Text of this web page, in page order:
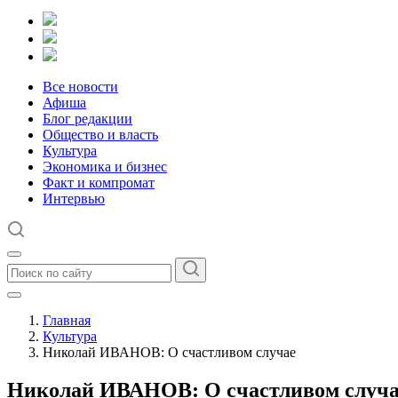
Все новости
Афиша
Блог редакции
Общество и власть
Культура
Экономика и бизнес
Факт и компромат
Интервью
Главная
Культура
Николай ИВАНОВ: О счастливом случае
Николай ИВАНОВ: О счастливом